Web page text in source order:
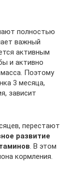
полностью
важный
активным
и активно
Поэтому
3 месяца,
зависит
перестают
развитие
. В этом
кормления.